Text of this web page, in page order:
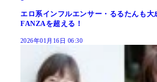
エロ系インフルエンサー・るるたんも
FANZAを超える！
2026年01月16日 06:30